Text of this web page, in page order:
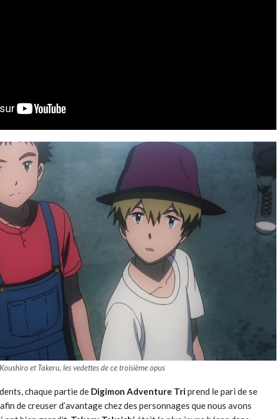
Koushiro et Takeru, les vedettes de ce troisième opus
chaque partie de Digimon Adventure Triprend le pari de se
de creuser d’avantage chez des personnages que nous avons